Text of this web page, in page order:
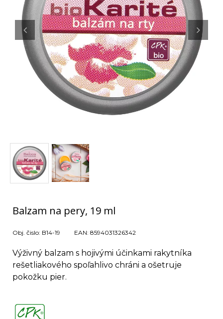
Balzam na pery, 19 ml
Obj. čislo: B14-19 EAN: 8594031326342
Výživný balzam s hojivými účinkami rakytníka
rešetliakového spoľahlivo chráni a ošetruje
pokožku pier.